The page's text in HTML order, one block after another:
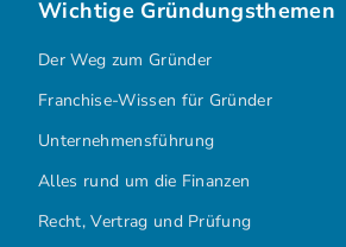
Wichtige Gründungsthemen
Der Weg zum Gründer
Franchise-Wissen für Gründer
Unternehmensführung
Alles rund um die Finanzen
Recht, Vertrag und Prüfung